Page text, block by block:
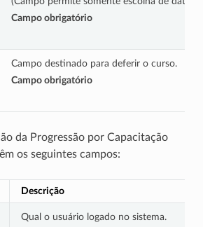
Campo obrigatório
Campo destinado para deferir o curso.
Campo obrigatório
da Progressão por Capacitação
os seguintes campos:
Descrição
Qual o usuário logado no sistema.